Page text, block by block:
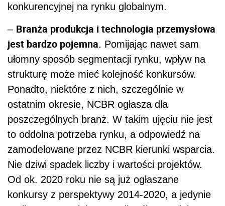
konkurencyjnej na rynku globalnym.
– Branża produkcja i technologia przemysłowa
jest bardzo pojemna. Pomijając nawet sam
ułomny sposób segmentacji rynku, wpływ na
strukturę może mieć kolejność konkursów.
Ponadto, niektóre z nich, szczególnie w
ostatnim okresie, NCBR ogłasza dla
poszczególnych branż. W takim ujęciu nie jest
to oddolna potrzeba rynku, a odpowiedź na
zamodelowane przez NCBR kierunki wsparcia.
Nie dziwi spadek liczby i wartości projektów.
Od ok. 2020 roku nie są już ogłaszane
konkursy z perspektywy 2014-2020, a jedynie